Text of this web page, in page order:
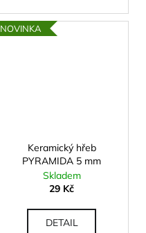
NOVINKA
Keramický hřeb
PYRAMIDA 5 mm
Skladem
29 Kč
DETAIL